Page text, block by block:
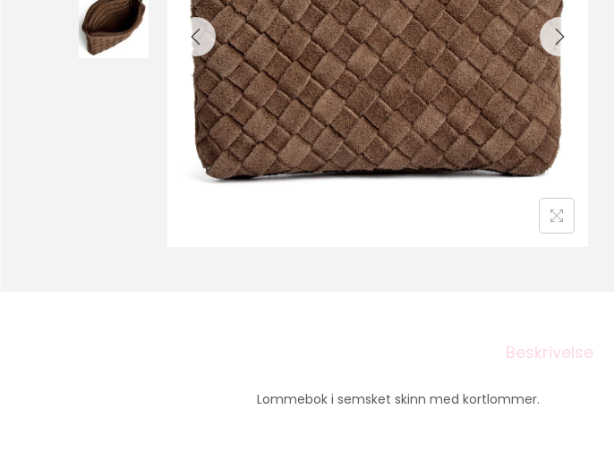
Beskrivelse
Lommebok i semsket skinn med kortlommer.